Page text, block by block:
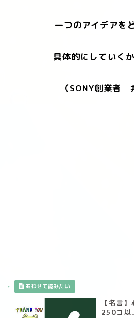
一つのアイデアを
具体的にしていく
（SONY創業者
【名言
250コ